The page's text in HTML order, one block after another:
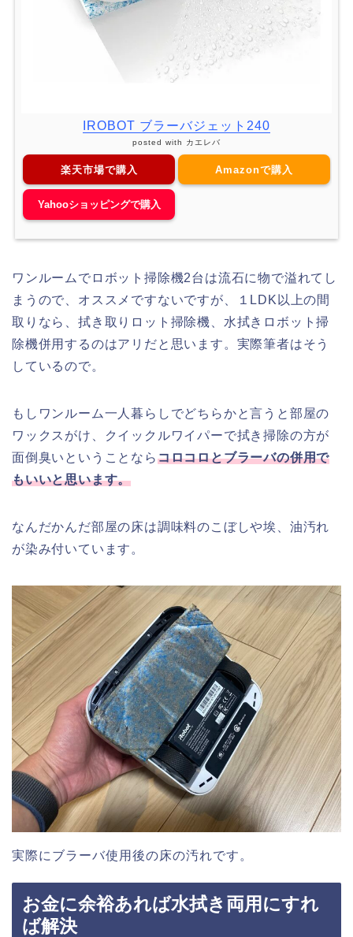
IROBOT ブラーバジェット240
posted with カエレバ
楽天市場で購入 Amazonで購入
Yahooショッピングで購入
ワンルームでロボット掃除機2台は流石に物で溢れてし
まうので、オススメですないですが、１LDK以上の間
取りなら、拭き取りロット掃除機、水拭きロボット掃
除機併用するのはアリだと思います。実際筆者はそう
しているので。
もしワンルーム一人暮らしでどちらかと言うと部屋の
ワックスがけ、クイックルワイパーで拭き掃除の方が
面倒臭いということならコロコロとブラーバの併用で
もいいと思います。
なんだかんだ部屋の床は調味料のこぼしや埃、油汚れ
が染み付いています。
実際にブラーバ使用後の床の汚れです。
お金に余裕あれば水拭き両用にすれ
ば解決